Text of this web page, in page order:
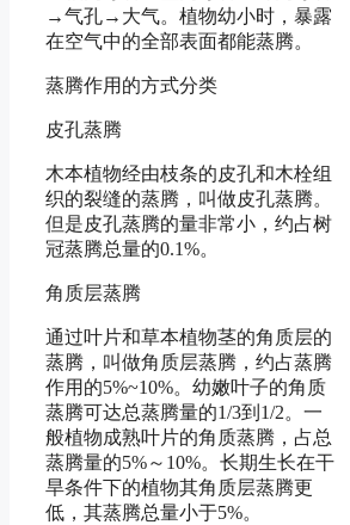
→气孔→大气。植物幼小时，暴露
在空气中的全部表面都能蒸腾。
蒸腾作用的方式分类
皮孔蒸腾
木本植物经由枝条的皮孔和木栓组
织的裂缝的蒸腾，叫做皮孔蒸腾。
但是皮孔蒸腾的量非常小，约占树
冠蒸腾总量的0.1%。
角质层蒸腾
通过叶片和草本植物茎的角质层的
蒸腾，叫做角质层蒸腾，约占蒸腾
作用的5%~10%。幼嫩叶子的角质
蒸腾可达总蒸腾量的1/3到1/2。一
般植物成熟叶片的角质蒸腾，占总
蒸腾量的5%～10%。长期生长在干
旱条件下的植物其角质层蒸腾更
低，其蒸腾总量小于5%。